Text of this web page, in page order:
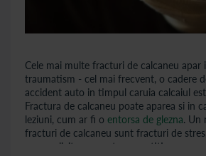
Cele mai multe fracturi de calcaneu apar
traumatism - cel mai frecvent, o cadere
accident auto in timpul caruia calcaiul
Fractura de calcaneu poate aparea si in
leziuni, cum ar fi o entorsa de glezna. Un
fracturi de calcaneu sunt fracturi de
suprasolicitare sau stres repetitiv asupra